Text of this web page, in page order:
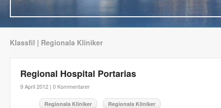
Klassfil | Regionala Kliniker
Regional Hospital Portarias
9 April 2012 | 0 Kommentarer
Regionala Kliniker Regionala Kliniker